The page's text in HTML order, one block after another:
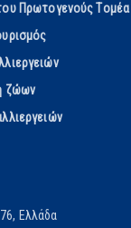
Πρωτογενούς Tομέα
ζώων
Ελλάδα